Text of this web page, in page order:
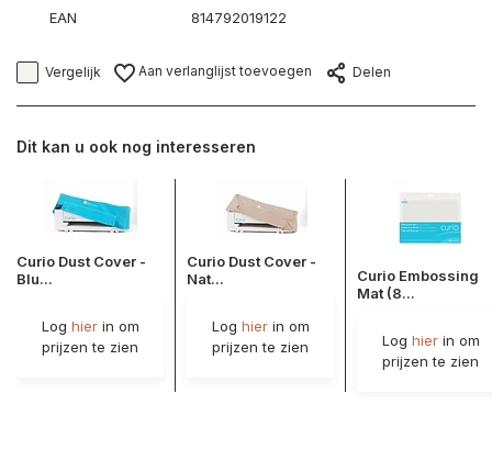
EAN 814792019122
Vergelijk Aan verlanglijst toevoegen Delen
Dit kan u ook nog interesseren
Curio Dust Cover -
Blu...
Log hierin om
prijzen te zien
Curio Dust Cover -
Nat...
Log hierin om
prijzen te zien
Curio Embossing
Mat (8...
Log hierin om
prijzen te zien